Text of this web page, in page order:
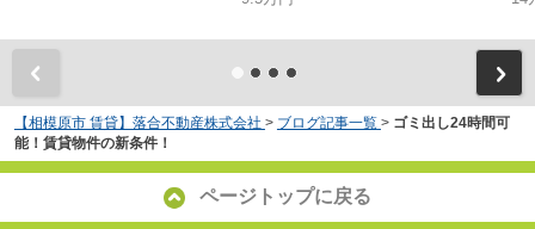
【相模原市 賃貸】落合不動産株式会社 > ブログ記事一覧 > ゴミ出し24時間可
能！賃貸物件の新条件！
ページトップに戻る